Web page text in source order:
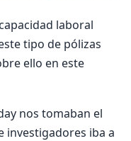
laboral
tipo de pólizas
ello en este
nos tomaban el
investigadores iba a